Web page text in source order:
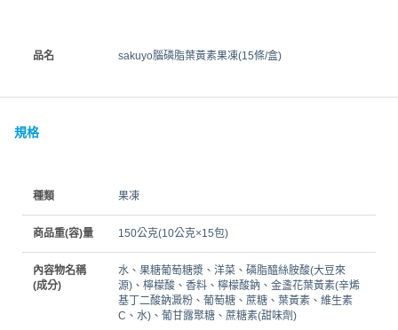
品名 sakuyo腦磷脂葉黃素果凍(15條/盒)
規格
種類 果凍
商品重(容)量 150公克(10公克×15包)
內容物名稱
(成分)
水、果糖葡萄糖漿、洋菜、磷脂醯絲胺酸(大豆來
源)、檸檬酸、香料、檸檬酸鈉、金盞花葉黃素(辛烯
基丁二酸鈉澱粉、葡萄糖、蔗糖、葉黃素、維生素
C、水)、葡甘露聚糖、蔗糖素(甜味劑)